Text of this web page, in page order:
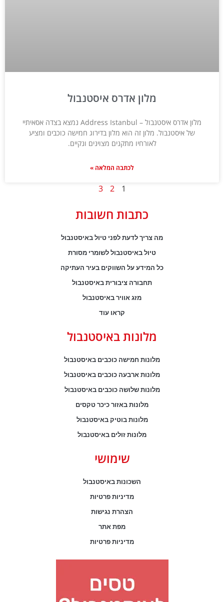
מלון אדרס איסטנבול
מלון אדרס איסטנבול – Address Istanbul נמצא בצדה אסאיתיי
של איסטנבול. מלון זה הוא מלון בדירוג חמישה כוכבים ומציע
לאורחיו מתקנים מצוינים ונקיים.
לכתבה המלאה »
1
2
3
כתבות חשובות
מה צריך לדעת לפני טיול באיסטנבול
טיול באיסטנבול לשומרי מסורת
כל המידע על השווקים בעיר העתיקה
תחבורה ציבורית באיסטנבול
מזג אוויר באיסטנבול
קראו עוד
מלונות באיסטנבול
מלונות חמישה כוכבים באיסטנבול
מלונות ארבעה כוכבים באיסטנבול
מלונות שלושה כוכבים באיסטנבול
מלונות באזור כיכר טקסים
מלונות בוטיק באיסטנבול
מלונות זולים באיסטנבול
שימושי
השכונות באיסטנבול
מדיניות פרטיות
הצהרת נגישות
מפת אתר
מדיניות פרטיות